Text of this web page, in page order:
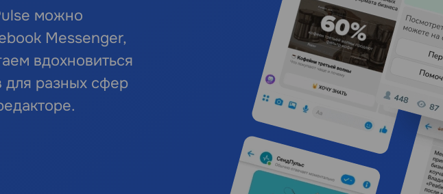
можно
Messenger,
вдохновиться
для разных сфер